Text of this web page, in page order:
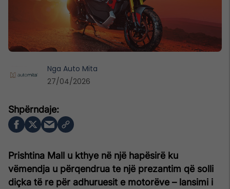
Prishtina Mall u kthye në një hapësirë ku
vëmendja u përqendrua te një prezantim që solli
diçka të re për adhuruesit e motorëve – lansimi i
Nga Auto Mita
27/04/2026